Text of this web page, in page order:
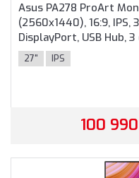
Asus PA278 ProArt
(2560x1440), 16:9, IPS,
DisplayPort, USB Hub,
27" IPS
100